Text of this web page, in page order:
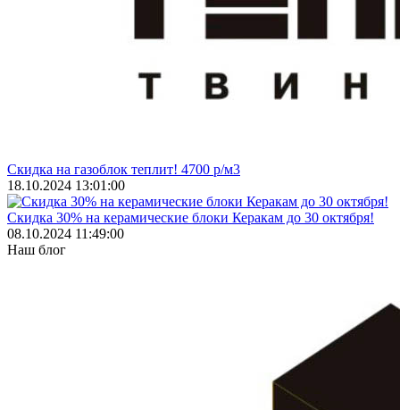
Скидка на газоблок теплит! 4700 р/м3
18.10.2024 13:01:00
Скидка 30% на керамические блоки Керакам до 30 октября!
08.10.2024 11:49:00
Наш блог